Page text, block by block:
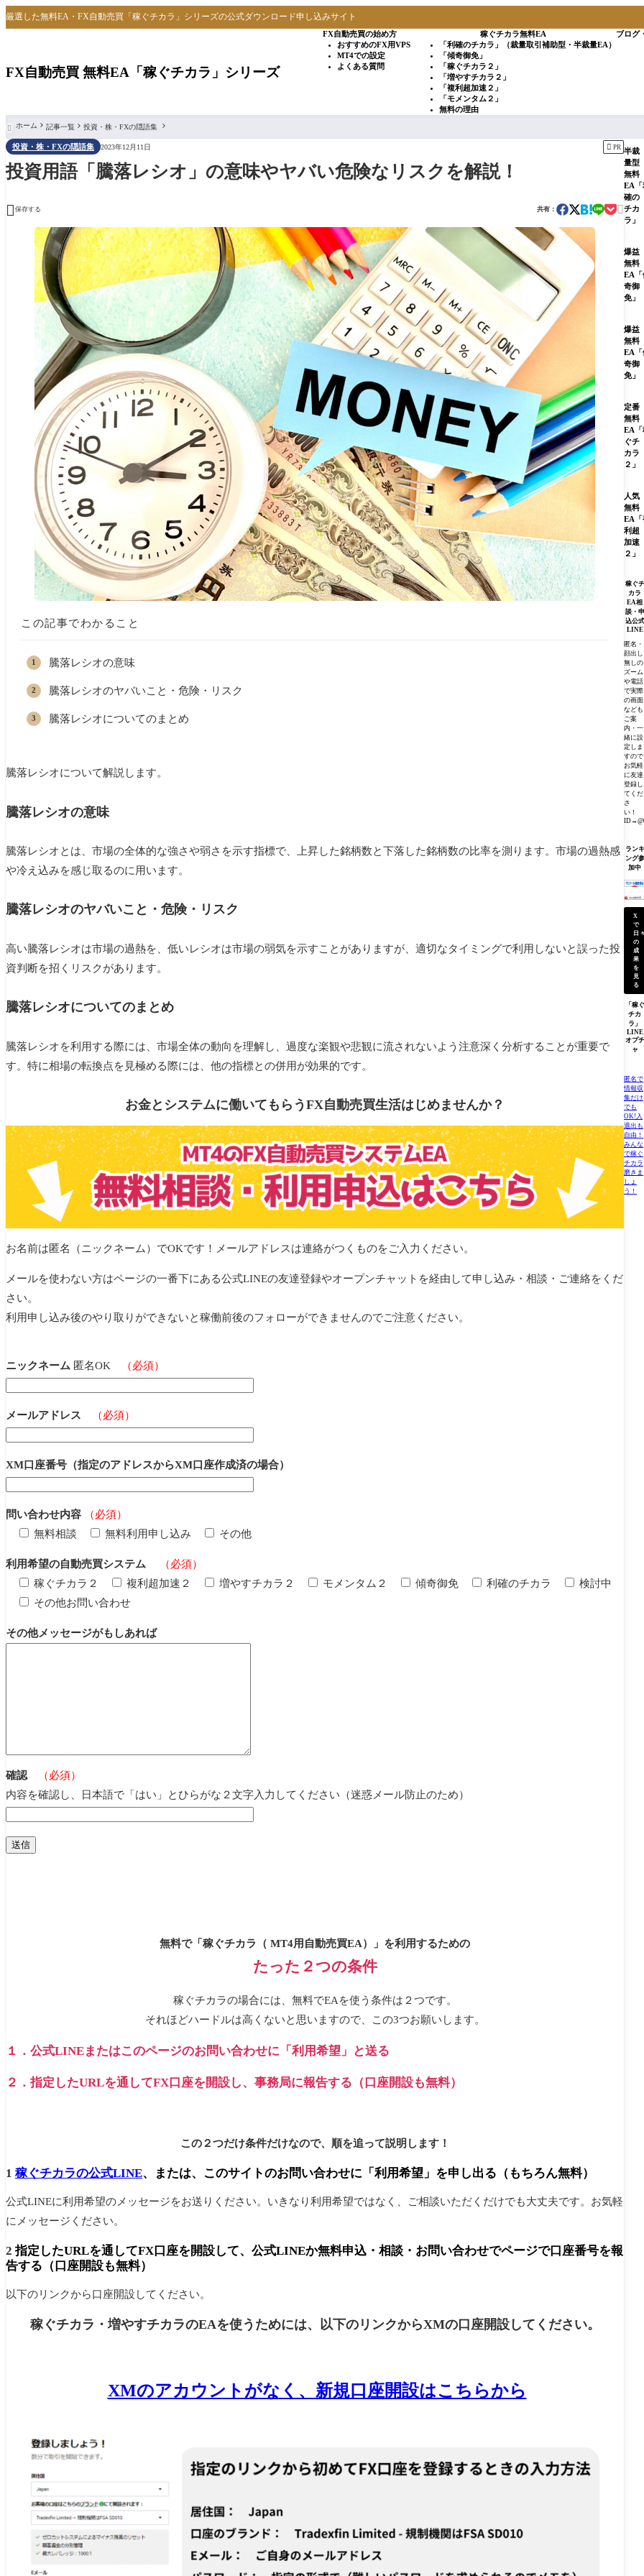
厳選した無料EA・FX自動売買「稼ぐチカラ」シリーズの公式ダウンロード申し込みサイト
FX自動売買 無料EA「稼ぐチカラ」シリーズ
FX自動売買の始め方
おすすめのFX用VPS
MT4での設定
よくある質問
稼ぐチカラ無料EA
「利確のチカラ」（裁量取引補助型・半裁量EA）
「傾奇御免」
「稼ぐチカラ２」
「増やすチカラ２」
「複利超加速２」
「モメンタム２」
無料の理由
ブログ
 ホーム 記事一覧 投資・株・FXの隠語集
投資・株・FXの隠語集 2023年12月11日  PR
投資用語「騰落レシオ」の意味やヤバい危険なリスクを解説！
 保存する 共有： 
この記事でわかること
騰落レシオの意味
騰落レシオのヤバいこと・危険・リスク
騰落レシオについてのまとめ
騰落レシオについて解説します。
騰落レシオの意味
騰落レシオとは、市場の全体的な強さや弱さを示す指標で、上昇した銘柄数と下落した銘柄数の比率を測ります。市場の過熱感
や冷え込みを感じ取るのに用います。
騰落レシオのヤバいこと・危険・リスク
高い騰落レシオは市場の過熱を、低いレシオは市場の弱気を示すことがありますが、適切なタイミングで利用しないと誤った投
資判断を招くリスクがあります。
騰落レシオについてのまとめ
騰落レシオを利用する際には、市場全体の動向を理解し、過度な楽観や悲観に流されないよう注意深く分析することが重要で
す。特に相場の転換点を見極める際には、他の指標との併用が効果的です。
お金とシステムに働いてもらうFX自動売買生活はじめませんか？
お名前は匿名（ニックネーム）でOKです！メールアドレスは連絡がつくものをご入力ください。
メールを使わない方はページの一番下にある公式LINEの友達登録やオープンチャットを経由して申し込み・相談・ご連絡をくだ
さい。
利用申し込み後のやり取りができないと稼働前後のフォローができませんのでご注意ください。
ニックネーム 匿名OK （必須）
メールアドレス （必須）
XM口座番号（指定のアドレスからXM口座作成済の場合）
問い合わせ内容
（必須）
無料相談
無料利用申し込み その他
利用希望の自動売買システム
（必須）
稼ぐチカラ２
複利超加速２ 増やすチカラ２ モメンタム２ 傾奇御免 利確のチカラ
検討中
その他お問い合わせ
その他メッセージがもしあれば
確認
（必須）
内容を確認し、日本語で「はい」とひらがな２文字入力してください（迷惑メール防止のため）
無料で「稼ぐチカラ（ MT4用自動売買EA）」を利用するための
たった２つの条件
稼ぐチカラの場合には、無料でEAを使う条件は２つです。
それほどハードルは高くないと思いますので、この3つお願いします。
１．公式LINEまたはこのページのお問い合わせに「利用希望」と送る
２．指定したURLを通してFX口座を開設し、事務局に報告する（口座開設も無料）
この２つだけ条件だけなので、順を追って説明します！
1 稼ぐチカラの公式LINE、または、このサイトのお問い合わせに「利用希望」を申し出る（もちろん無料）
公式LINEに利用希望のメッセージをお送りください。いきなり利用希望ではなく、ご相談いただくだけでも大丈夫です。お気軽
にメッセージください。
2 指定したURLを通してFX口座を開設して、公式LINEか無料申込・相談・お問い合わせでページで口座番号を報
告する（口座開設も無料）
以下のリンクから口座開設してください。
稼ぐチカラ・増やすチカラのEAを使うためには、以下のリンクからXMの口座開設してください。
XMのアカウントがなく、新規口座開設はこちらから
半裁
量型
無料
EA「
確の
チカ
ラ」
爆益
無料
EA「
奇御
免」
爆益
無料
EA「
奇御
免」
定番
無料
EA「
ぐチ
カラ
２」
人気
無料
EA「
利超
加速
２」
稼ぐチ
カラ
EA相
談・申
込公式
LINE
匿名・
顔出し
無しの
ズーム
や電話
で実際
の画面
なども
ご案
内・一
緒に設
定しま
すので
お気軽
に友達
登録し
てくだ
さ
い！
ランキ
ング参
加中
X
で
日々
の
成
果
を
見
る
「稼ぐ
チカ
ラ」
LINE
オプチ
ャ
匿名で
情報収
集だけ
でも
OK!入
退出も
自由！
みんな
で稼ぐ
チカラ
磨きま
しょ
う！